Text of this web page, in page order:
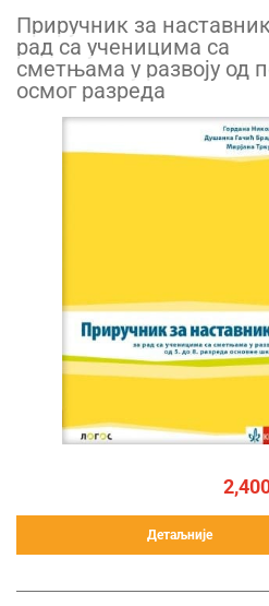
Приручник за
рад са ученицима са
сметњама у развоју од
осмог разреда
Детаљније